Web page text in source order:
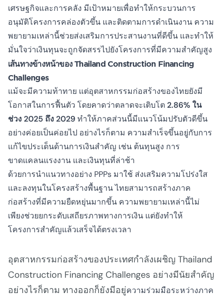
เศรษฐกิจและการคลัง มีเป้าหมายเพื่อทำให้กระบวนการ
อนุมัติโครงการคล่องตัวขึ้น และติดตามการดำเนินงาน ความ
พยายามเหล่านี้ช่วยส่งเสริมการประสานงานที่ดีขึ้น และทำให้
มั่นใจว่าเงินทุนจะถูกจัดสรรไปยังโครงการที่มีความสำคัญสูง
เส้นทางข้างหน้าของ Thailand Construction Financing
Challenges
แม้จะมีความท้าทาย แต่อุตสาหกรรมก่อสร้างของไทยยังมี
โอกาสในการฟื้นตัว โดยคาดว่าตลาดจะเติบโต2.86% ใน
ช่วง 2025 ถึง 2029ทำให้ภาคส่วนนี้มีแนวโน้มปรับตัวดีขึ้น
อย่างค่อยเป็นค่อยไป อย่างไรก็ตาม ความสำเร็จขึ้นอยู่กับการ
แก้ไขประเด็นด้านการเงินสำคัญ เช่น ต้นทุนสูง การ
ขาดแคลนแรงงาน และเงินทุนที่ล่าช้า
ด้วยการนำแนวทางอย่าง PPPs มาใช้ ส่งเสริมความโปร่งใส
และลงทุนในโครงสร้างพื้นฐาน ไทยสามารถสร้างภาค
ก่อสร้างที่มีความยืดหยุ่นมากขึ้น ความพยายามเหล่านี้ไม่
เพียงช่วยยกระดับเสถียรภาพทางการเงิน แต่ยังทำให้
โครงการสำคัญแล้วเสร็จได้ตรงเวลา
อุตสาหกรรมก่อสร้างของประเทศกำลังเผชิญ Thailand
Construction Financing Challenges อย่างมีนัยสำคัญ
อย่างไรก็ตาม ทางออกก็ยังมีอยู่ความร่วมมือระหว่างภาค